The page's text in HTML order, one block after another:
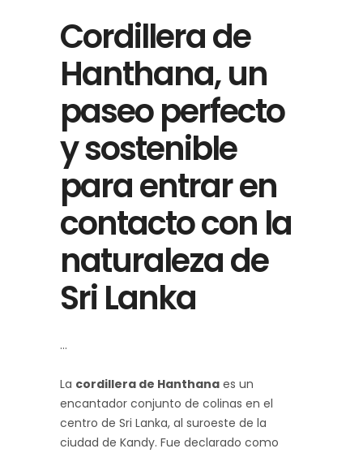
Cordillera de
Hanthana, un
paseo perfecto
y sostenible
para entrar en
contacto con la
naturaleza de
Sri Lanka
La cordillera de Hanthana es un
encantador conjunto de colinas en el
centro de Sri Lanka, al suroeste de la
ciudad de Kandy. Fue declarado como